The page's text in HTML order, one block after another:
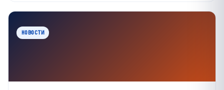
НОВОСТИ